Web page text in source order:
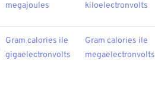
megajoules
kiloelectronvolts
Gram calories ile
gigaelectronvolts
Gram calories ile
megaelectronvolts